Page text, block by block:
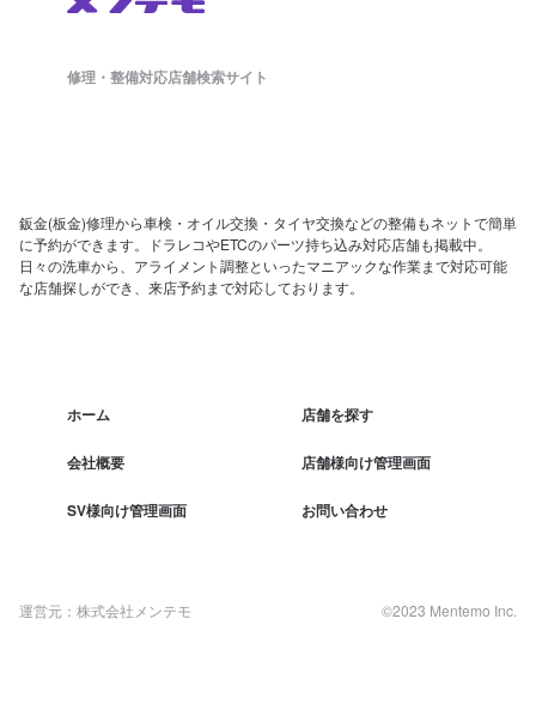
修理・整備対応店舗検索サイト
鈑金(板金)修理から車検・オイル交換・タイヤ交換などの整備もネットで簡単
に予約ができます。ドラレコやETCのパーツ持ち込み対応店舗も掲載中。
日々の洗車から、アライメント調整といったマニアックな作業まで対応可能
な店舗探しができ、来店予約まで対応しております。
ホーム 店舗を探す
会社概要 店舗様向け管理画面
SV様向け管理画面 お問い合わせ
運営元：株式会社メンテモ ©2023 Mentemo Inc.